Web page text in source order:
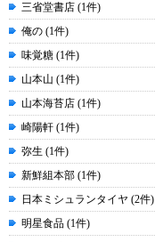
三省堂書店 (1件)
俺の (1件)
味覚糖 (1件)
山本山 (1件)
山本海苔店 (1件)
崎陽軒 (1件)
弥生 (1件)
新鮮組本部 (1件)
日本ミシュランタイヤ (2件)
明星食品 (1件)